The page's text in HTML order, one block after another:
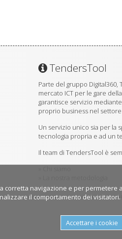
corretta navigazione e per
il comportamento dei
Accettare i cookie
TendersTool
Parte del gruppo
mercato ICT per le gare
garantisce servizio
proprio business nel
Un servizio unico sia per la
tecnologia propria e ad un
Il team di TendersTool è